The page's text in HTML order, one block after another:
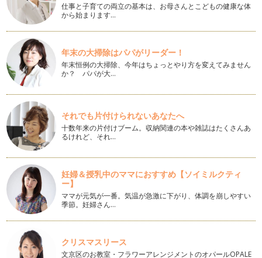
端午の節句は菖蒲と鯉のぼりの平面分割！
5月5日は端午の節句。端午の節句には菖蒲を飾り、しょうぶ
湯に入る、というイメージがあります…
【親子で生け花】桜にしますか？桜餅にしますか？
今年もようやく桜が咲き始めましたね。皆さん、お花見には出
かけられましたか？ 桜は…
お花でおままごと！花パフェの作り方
春になるとイチゴののったデザートが沢山登場しますね。今回
はフェイクのイチゴを使って花パフェ…
【親子で生け花】春のお花（キイチゴと菜の花）で投げ入れに
挑戦！
【親子で生け花】シリーズで過去にいくつか生け花についてご
紹介しましたが、すべて剣山を使う生…
ひな祭りには牛乳パックで可愛い菱餅アレンジ！
３月３日はひな祭り。お雛様はもう飾りましたか？ お雛様と
バレンタインはお花でサプライズ大作戦！
仕事と子育ての両立の基本は、お母さんとこどもの健康な体
から始まります…
年末の大掃除はパパがリーダー！
年末恒例の大掃除、今年はちょっとやり方を変えてみません
か？ パパが大…
それでも片付けられないあなたへ
十数年来の片付けブーム。収納関連の本や雑誌はたくさんあ
るけれど、それ…
妊婦＆授乳中のママにおすすめ【ソイミルクティ
ー】
ママが元気が一番。気温が急激に下がり、体調を崩しやすい
季節。妊婦さん…
クリスマスリース
文京区のお教室・フラワーアレンジメントのオパールOPALE